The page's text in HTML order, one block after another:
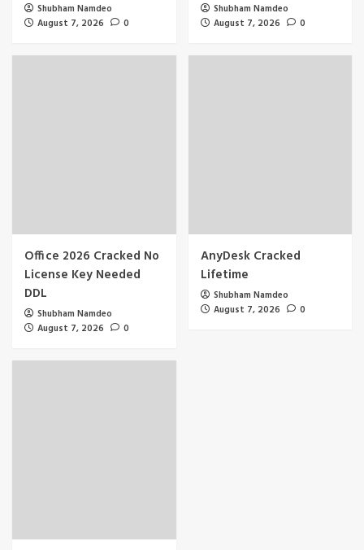
Shubham Namdeo
August 7, 2026
0
Shubham Namdeo
August 7, 2026
0
Office 2026 Cracked No
License Key Needed
DDL
Shubham Namdeo
August 7, 2026
0
AnyDesk Cracked
Lifetime
Shubham Namdeo
August 7, 2026
0